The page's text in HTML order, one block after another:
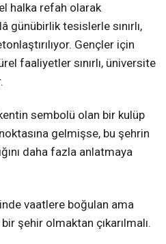
halka refah olarak
günübirlik tesislerle sınırlı,
Gençler için
faaliyetler sınırlı, üniversite
sembolü olan bir kulüp
gelmişse, bu şehrin
daha fazla anlatmaya
vaatlere boğulan ama
şehir olmaktan çıkarılmalı.